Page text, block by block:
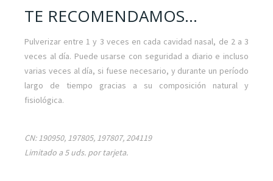
TE RECOMENDAMOS...
Pulverizar entre 1 y 3 veces en cada cavidad nasal, de 2 a 3
veces al día. Puede usarse con seguridad a diario e incluso
varias veces al día, si fuese necesario, y durante un período
largo de tiempo gracias a su composición natural y
fisiológica.
CN: 190950, 197805, 197807, 204119
Limitado a 5 uds. por tarjeta.